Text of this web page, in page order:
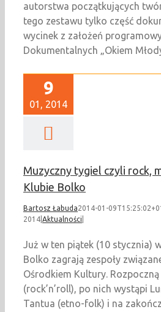
autorstwa początkujących
tego zestawu tylko część
wycinek z założeń
Dokumentalnych „Okiem
9
01, 2014
Muzyczny tygiel czyli rock,
Klubie Bolko
Bartosz Łabuda2014-01-
2014 Aktualności
Już w ten piątek (10 stycznia)
Bolko zagrają zespoły
Ośrodkiem Kultury.
(rock’n’roll), po nich wystąpi
Tantua (etno-folk) i na